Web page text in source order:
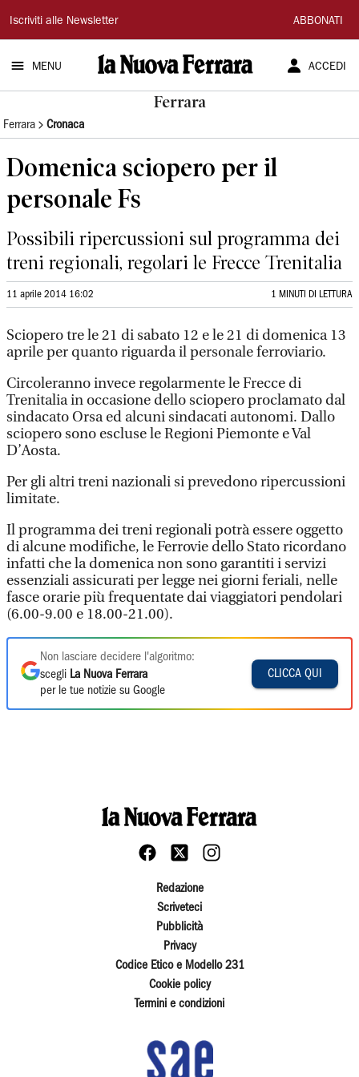
La
Nuova
Ferrara
Iscriviti alle Newsletter ABBONATI
MENU ACCEDI
Ferrara
Ferrara Cronaca
Domenica sciopero per il
personale Fs
Possibili ripercussioni sul programma dei
treni regionali, regolari le Frecce Trenitalia
11 aprile 2014 16:02 1 MINUTI DI LETTURA
Sciopero tre le 21 di sabato 12 e le 21 di domenica 13
aprile per quanto riguarda il personale ferroviario.
Circoleranno invece regolarmente le Frecce di
Trenitalia in occasione dello sciopero proclamato dal
sindacato Orsa ed alcuni sindacati autonomi. Dallo
sciopero sono escluse le Regioni Piemonte e Val
D’Aosta.
Per gli altri treni nazionali si prevedono ripercussioni
limitate.
Il programma dei treni regionali potrà essere oggetto
di alcune modifiche, le Ferrovie dello Stato ricordano
infatti che la domenica non sono garantiti i servizi
essenziali assicurati per legge nei giorni feriali, nelle
fasce orarie più frequentate dai viaggiatori pendolari
(6.00-9.00 e 18.00-21.00).
Non lasciare decidere l'algoritmo:
scegli La Nuova Ferrara
per le tue notizie su Google
CLICCA QUI
Redazione
Scriveteci
Pubblicità
Privacy
Codice Etico e Modello 231
Cookie policy
Termini e condizioni